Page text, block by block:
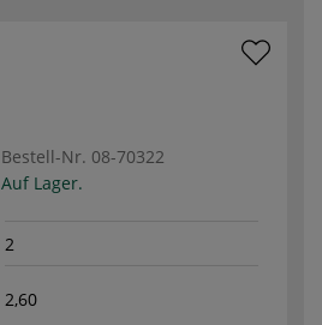
Bestell-Nr. 08-70322
Auf Lager.
2
2,60